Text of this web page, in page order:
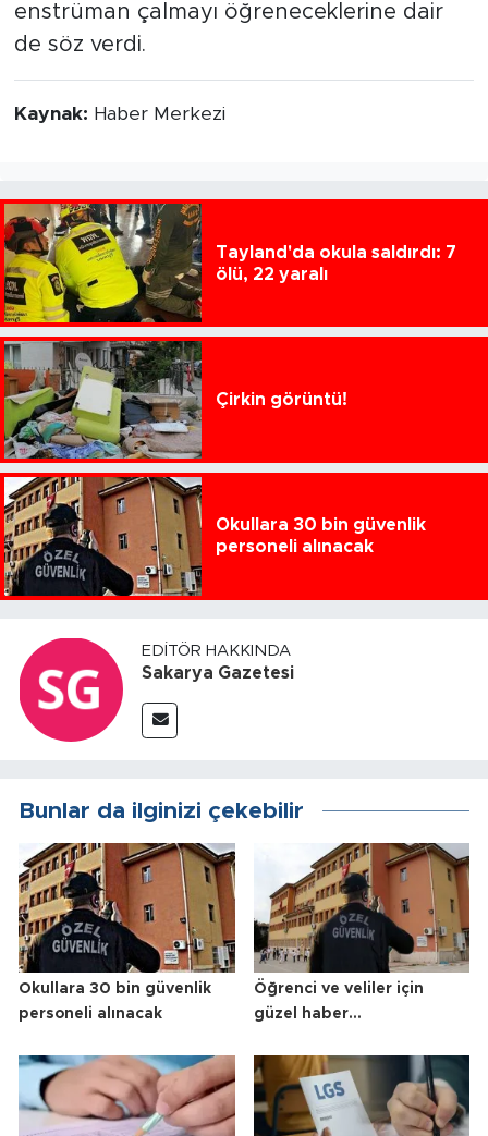
enstrüman çalmayı öğreneceklerine dair
de söz verdi.
Kaynak: Haber Merkezi
Tayland'da okula saldırdı: 7
ölü, 22 yaralı
Çirkin görüntü!
Okullara 30 bin güvenlik
personeli alınacak
EDITÖR HAKKINDA
Sakarya Gazetesi
Bunlar da ilginizi çekebilir
Okullara 30 bin güvenlik
personeli alınacak
Öğrenci ve veliler için
güzel haber...